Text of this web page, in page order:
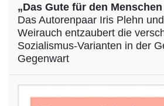
„Das Gute für den
Das Autorenpaar Iris Plehn
Weirauch entzaubert die
Sozialismus-Varianten in der
Gegenwart